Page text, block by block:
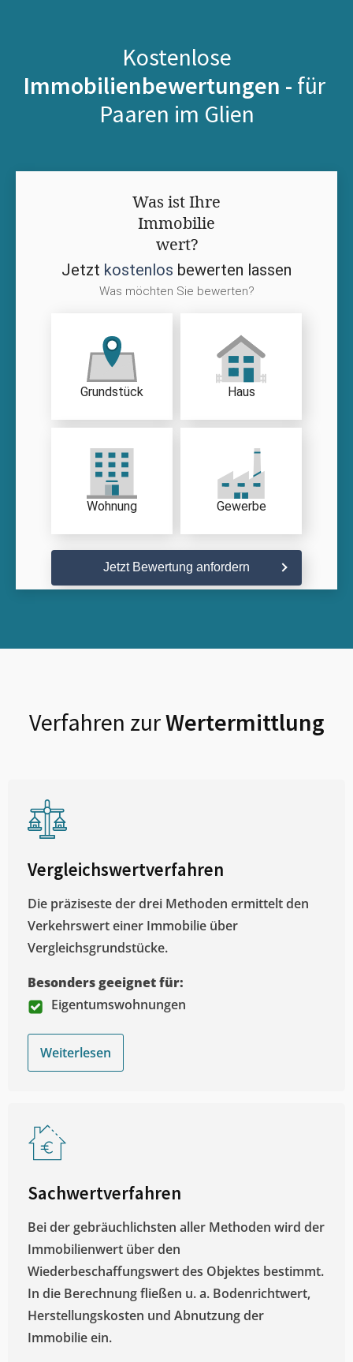
Kostenlose
Immobilienbewertungen - für
Paaren im Glien
Was ist Ihre
Immobilie
wert?
Jetzt kostenlos bewerten lassen
Was möchten Sie bewerten?
Grundstück Haus
Wohnung Gewerbe
Jetzt Bewertung anfordern
Verfahren zurWertermittlung
Vergleichswertverfahren
Die präziseste der drei Methoden ermittelt den
Verkehrswert einer Immobilie über
Vergleichsgrundstücke.
Besonders geeignet für:
Eigentumswohnungen
Weiterlesen
Sachwertverfahren
Bei der gebräuchlichsten aller Methoden wird der
Immobilienwert über den
Wiederbeschaffungswert des Objektes bestimmt.
In die Berechnung fließen u. a. Bodenrichtwert,
Herstellungskosten und Abnutzung der
Immobilie ein.